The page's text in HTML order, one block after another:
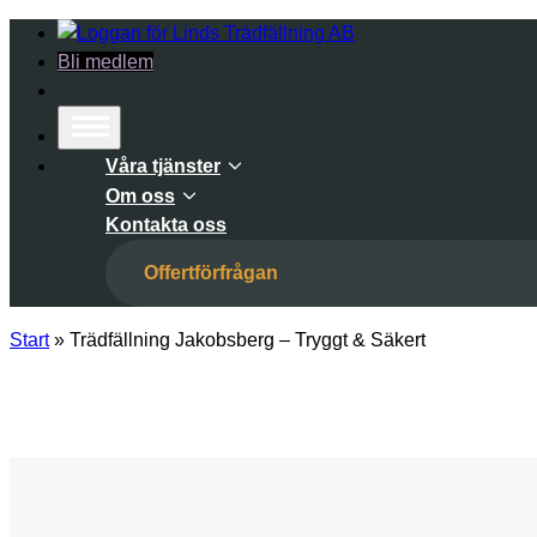
Hoppa
innehåll
Bli medlem
Våra tjänster
Om oss
Kontakta oss
Offertförfrågan
Start» Trädfällning Jakobsberg – Tryggt & Säkert